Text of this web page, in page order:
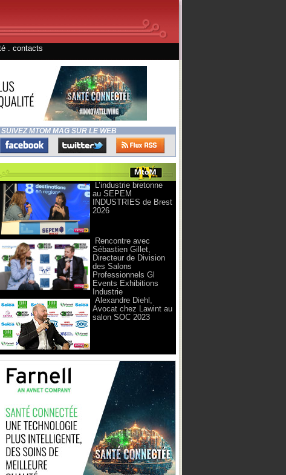
contacts
SUIVEZ MTOM MAG SUR LE WEB
L’industrie bretonne
au SEPEM
INDUSTRIES de Brest
2026
Rencontre avec
Sébastien Gillet,
Directeur de Division
des Salons
Professionnels Gl
Events Exhibitions
Industrie
Alexandre Diehl,
Avocat chez Lawint au
salon SOC 2023